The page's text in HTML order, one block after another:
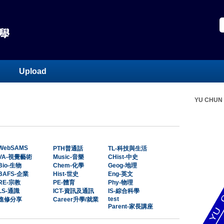
Upload
PTH普通話
TL-科技與生活
視覺藝術
Music-音樂
CHist-中史
生物
Chem-化學
Geog-地理
企業
Hist-世史
Eng-英文
宗教
PE-體育
Phy-物理
通識
ICT-資訊及通訊
IS-綜合科學
修分享
Career升學/就業
test
Parent-家長講座
YU CHUN